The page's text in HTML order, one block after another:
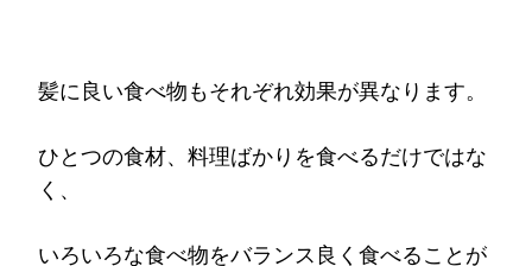
髪に良い食べ物もそれぞれ効果が異なります。
ひとつの食材、料理ばかりを食べるだけではな
く、
いろいろな食べ物をバランス良く食べることが